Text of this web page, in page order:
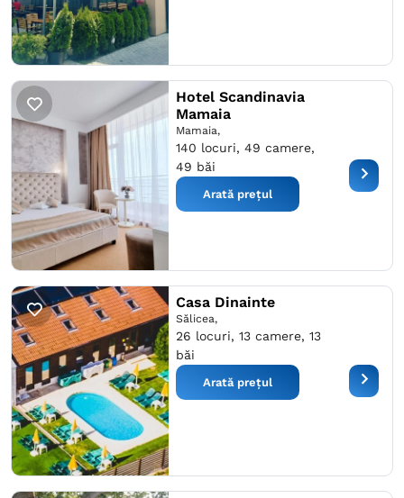
Hotel Scandinavia
Mamaia
Mamaia,
140 locuri, 49 camere,
49 băi
Arată prețul
Casa Dinainte
Sălicea,
26 locuri, 13 camere, 13
băi
Arată prețul